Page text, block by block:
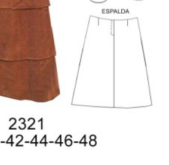
accumark ,
pdf , Moldes
Gerber ,
Graduaciones,
Ploteo y
Digitalización
accumark,
Moldes en
pdf, Moldes
Accumark
Gerber,
Chile.